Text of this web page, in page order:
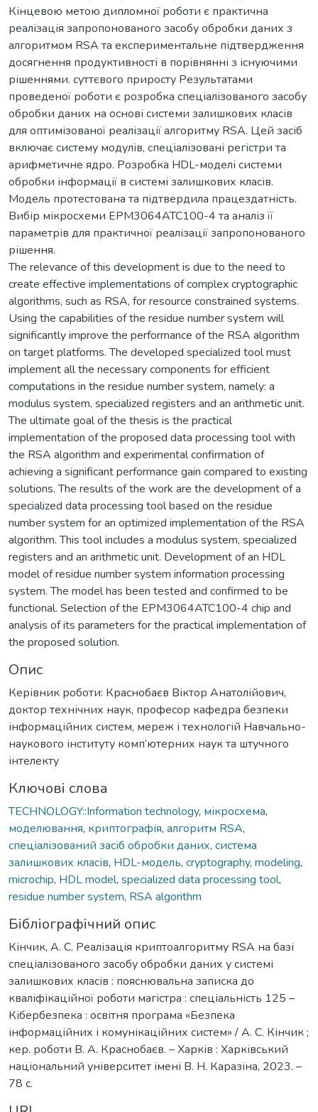
Кінцевою метою дипломної роботи є практична
реалізація запропонованого засобу обробки даних з
алгоритмом RSA та експериментальне підтвердження
досягнення продуктивності в порівнянні з існуючими
рішеннями. суттєвого приросту Результатами
проведеної роботи є розробка спеціалізованого засобу
обробки даних на основі системи залишкових класів
для оптимізованої реалізації алгоритму RSA. Цей засіб
включає систему модулів, спеціалізовані регістри та
арифметичне ядро. Розробка HDL-моделі системи
обробки інформації в системі залишкових класів.
Модель протестована та підтвердила працездатність.
Вибір мікросхеми EPM3064ATC100-4 та аналіз її
параметрів для практичної реалізації запропонованого
рішення.
The relevance of this development is due to the need to
create effective implementations of complex cryptographic
algorithms, such as RSA, for resource constrained systems.
Using the capabilities of the residue number system will
significantly improve the performance of the RSA algorithm
on target platforms. The developed specialized tool must
implement all the necessary components for efficient
computations in the residue number system, namely: a
modulus system, specialized registers and an arithmetic unit.
The ultimate goal of the thesis is the practical
implementation of the proposed data processing tool with
the RSA algorithm and experimental confirmation of
achieving a significant performance gain compared to existing
solutions. The results of the work are the development of a
specialized data processing tool based on the residue
number system for an optimized implementation of the RSA
algorithm. This tool includes a modulus system, specialized
registers and an arithmetic unit. Development of an HDL
model of residue number system information processing
system. The model has been tested and confirmed to be
functional. Selection of the EPM3064ATC100-4 chip and
analysis of its parameters for the practical implementation of
the proposed solution.
Опис
Керівник роботи: Краснобаєв Віктор Анатолійович,
доктор технічних наук, професор кафедра безпеки
інформаційних систем, мереж і технологій Навчально-
наукового інституту комп’ютерних наук та штучного
інтелекту
Ключові слова
TECHNOLOGY::Information technology, мікросхема,
моделювання, криптографія, алгоритм RSA,
спеціалізований засіб обробки даних, система
залишкових класів, HDL-модель, cryptography, modeling,
microchip, HDL model, specialized data processing tool,
residue number system, RSA algorithm
Бібліографічний опис
Кінчик, А. С. Реалізація криптоалгоритму RSA на базі
спеціалізованого засобу обробки даних у системі
залишкових класів : пояснювальна записка до
кваліфікаційної роботи магістра : спеціальність 125 –
Кібербезпека : освітня програма «Безпека
інформаційних і комунікаційних систем» / А. С. Кінчик ;
кер. роботи В. А. Краснобаєв. – Харків : Харківський
національний університет імені В. Н. Каразіна, 2023. –
78 с.